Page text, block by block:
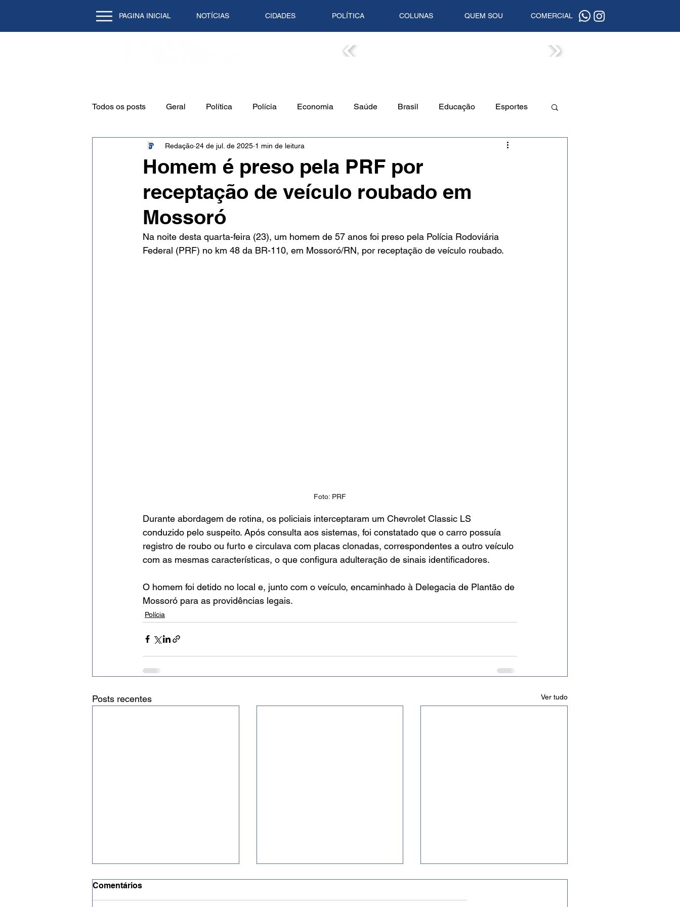
PAGINA INICIAL NOTÍCIAS CIDADES POLÍTICA COLUNAS QUEM SOU COMERCIAL
Todos os posts Geral Política Polícia Economia Saúde Brasil Educação Esportes
Cidade Meio Ambiente Empreendedorismo
Natal/RN Tecnologia Tempo Artigo Mundo Trânsito Mente em Pauta
Homem é preso pela PRF por
receptação de veículo roubado em
Mossoró
Redação 24 de jul. de 2025 1 min de leitura
Na noite desta quarta-feira (23), um homem de 57 anos foi preso pela Polícia Rodoviária
Federal (PRF) no km 48 da BR-110, em Mossoró/RN, por receptação de veículo roubado.
Foto: PRF
Durante abordagem de rotina, os policiais interceptaram um Chevrolet Classic LS
conduzido pelo suspeito. Após consulta aos sistemas, foi constatado que o carro possuía
registro de roubo ou furto e circulava com placas clonadas, correspondentes a outro veículo
com as mesmas características, o que configura adulteração de sinais identificadores.
O homem foi detido no local e, junto com o veículo, encaminhado à Delegacia de Plantão de
Mossoró para as providências legais.
Polícia
Posts recentes Ver tudo
Comentários